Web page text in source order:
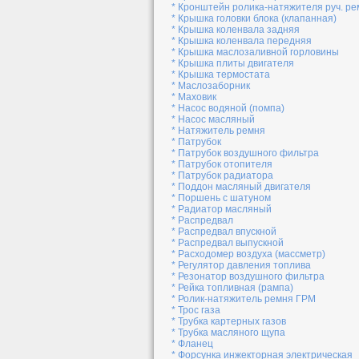
* Кронштейн ролика-натяжителя руч.
* Крышка головки блока (клапанная)
* Крышка коленвала задняя
* Крышка коленвала передняя
* Крышка маслозаливной горловины
* Крышка плиты двигателя
* Крышка термостата
* Маслозаборник
* Маховик
* Насос водяной (помпа)
* Насос масляный
* Натяжитель ремня
* Патрубок
* Патрубок воздушного фильтра
* Патрубок отопителя
* Патрубок радиатора
* Поддон масляный двигателя
* Поршень с шатуном
* Радиатор масляный
* Распредвал
* Распредвал впускной
* Распредвал выпускной
* Расходомер воздуха (массметр)
* Регулятор давления топлива
* Резонатор воздушного фильтра
* Рейка топливная (рампа)
* Ролик-натяжитель ремня ГРМ
* Трос газа
* Трубка картерных газов
* Трубка масляного щупа
* Фланец
* Форсунка инжекторная электрическая